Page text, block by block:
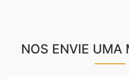
NOS ENVIE UMA